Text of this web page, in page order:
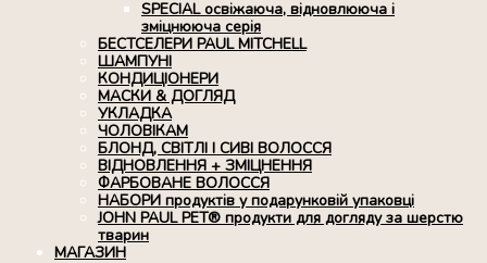
SPECIAL освіжаюча, відновлююча і
зміцнююча серія
БЕСТСЕЛЕРИ PAUL MITCHELL
ШАМПУНІ
КОНДИЦІОНЕРИ
МАСКИ & ДОГЛЯД
УКЛАДКА
ЧОЛОВІКАМ
БЛОНД, СВІТЛІ І СИВІ ВОЛОССЯ
ВІДНОВЛЕННЯ + ЗМІЦНЕННЯ
ФАРБОВАНЕ ВОЛОССЯ
НАБОРИ продуктів у подарунковій упаковці
JOHN PAUL PET® продукти для догляду за шерстю
тварин
МАГАЗИН